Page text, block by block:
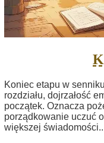
Koniec etapu w
rozdziału, dojrzałość
początek. Oznacza
porządkowanie uczuć
większej